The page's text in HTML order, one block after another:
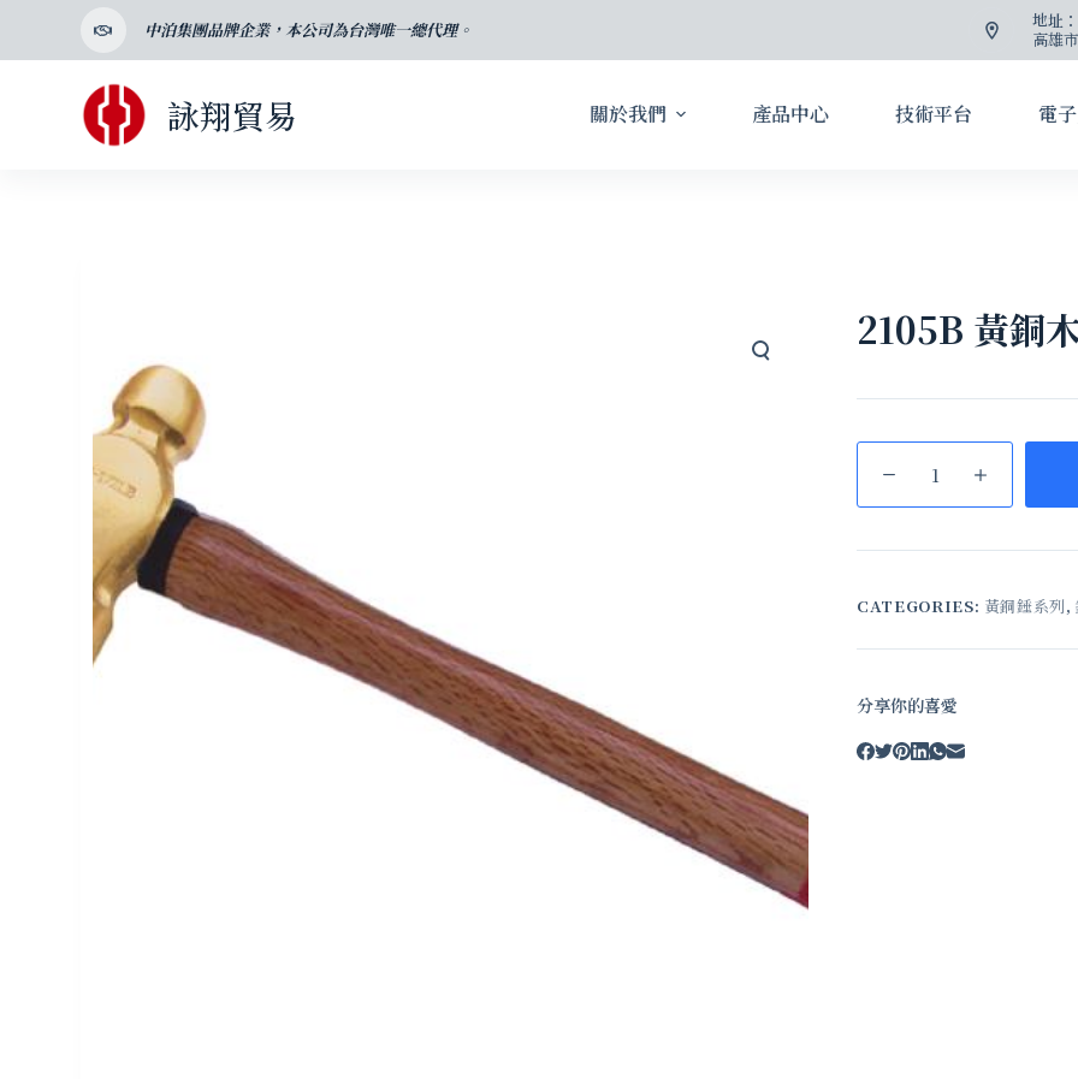
至
中泊集團品牌企業，本公司為台灣唯一總代理。
地址：
高雄
詠翔貿易 關於我們 產品中心 技術平台 電
2105B 黃銅
CATEGORIES: 黃銅錘系列,
分享你的喜愛